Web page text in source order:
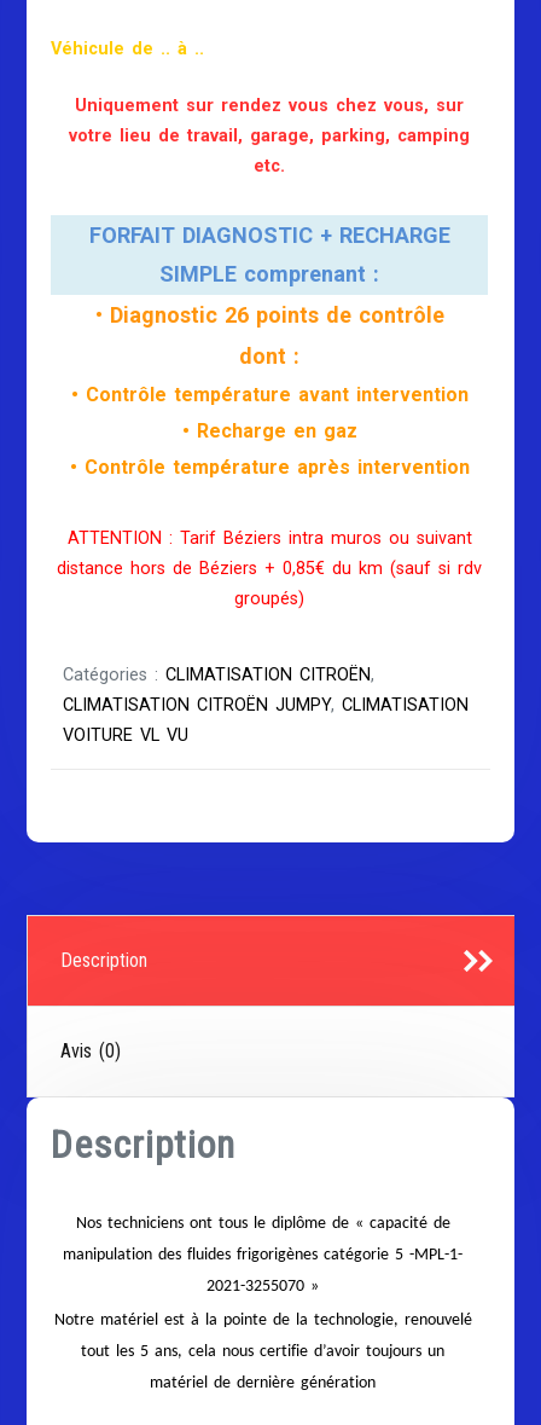
Véhicule de .. à ..
Uniquement sur rendez vous chez vous, sur
votre lieu de travail, garage, parking, camping
etc.
FORFAIT DIAGNOSTIC + RECHARGE
SIMPLE comprenant :
• Diagnostic 26 points de contrôle
dont :
• Contrôle température avant intervention
• Recharge en gaz
• Contrôle température après intervention
ATTENTION : Tarif Béziers intra muros ou suivant
distance hors de Béziers + 0,85€ du km (sauf si rdv
groupés)
Catégories :CLIMATISATION CITROËN,
CLIMATISATION CITROËN JUMPY,CLIMATISATION
VOITURE VL VU
Description
Avis (0)
Description
Nos techniciens ont tous le diplôme de « capacité de
manipulation des fluides frigorigènes catégorie 5 -MPL-1-
2021-3255070 »
Notre matériel est à la pointe de la technologie, renouvelé
tout les 5 ans, cela nous certifie d’avoir toujours un
matériel de dernière génération